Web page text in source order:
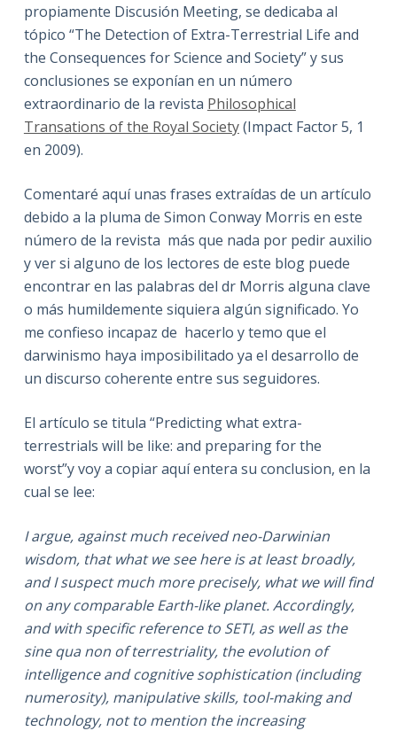
propiamente Discusión Meeting, se dedicaba al
tópico “The Detection of Extra-Terrestrial Life and
the Consequences for Science and Society” y sus
conclusiones se exponían en un número
extraordinario de la revista Philosophical
Transations of the Royal Society(Impact Factor 5, 1
en 2009).
Comentaré aquí unas frases extraídas de un artículo
debido a la pluma de Simon Conway Morris en este
número de la revista más que nada por pedir auxilio
y ver si alguno de los lectores de este blog puede
encontrar en las palabras del dr Morris alguna clave
o más humildemente siquiera algún significado. Yo
me confieso incapaz de hacerlo y temo que el
darwinismo haya imposibilitado ya el desarrollo de
un discurso coherente entre sus seguidores.
El artículo se titula “Predicting what extra-
terrestrials will be like: and preparing for the
worst”y voy a copiar aquí entera su conclusion, en la
cual se lee:
I argue, against much received neo-Darwinian
wisdom, that what we see here is at least broadly,
and I suspect much more precisely, what we will find
on any comparable Earth-like planet. Accordingly,
and with specific reference to SETI, as well as the
sine qua non of terrestriality, the evolution of
intelligence and cognitive sophistication (including
numerosity), manipulative skills, tool-making and
technology, not to mention the increasing